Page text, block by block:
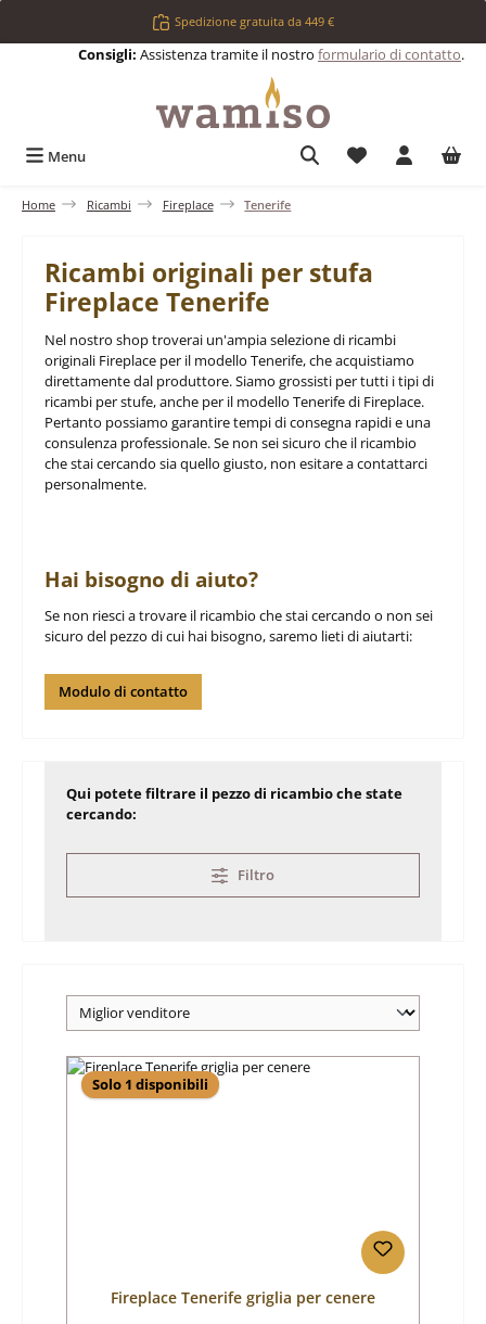
Passa al contenuto principaleSpedizione gratuita da 449 €
Consigli: Assistenza tramite il nostro formulario di contatto.
Menu Hai 0 articoli
Home Ricambi Fireplace Tenerife
Ricambi originali per stufa
Fireplace Tenerife
Nel nostro shop troverai un'ampia selezione di ricambi
originali Fireplace per il modello Tenerife, che acquistiamo
direttamente dal produttore. Siamo grossisti per tutti i tipi di
ricambi per stufe, anche per il modello Tenerife di Fireplace.
Pertanto possiamo garantire tempi di consegna rapidi e una
consulenza professionale. Se non sei sicuro che il ricambio
che stai cercando sia quello giusto, non esitare a contattarci
personalmente.
Hai bisogno di aiuto?
Se non riesci a trovare il ricambio che stai cercando o non sei
sicuro del pezzo di cui hai bisogno, saremo lieti di aiutarti:
Modulo di contatto
Qui potete filtrare il pezzo di ricambio che state
cercando:
Filtro
Solo 1 disponibili
Fireplace Tenerife griglia per cenere